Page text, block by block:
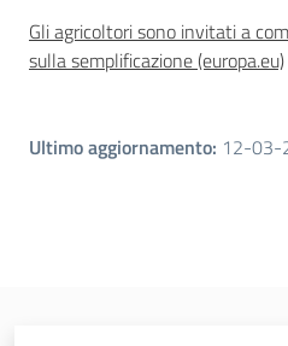
Gli agricoltori sono invitati a
sulla semplificazione (europa.eu)
Ultimo aggiornamento: 12-03-